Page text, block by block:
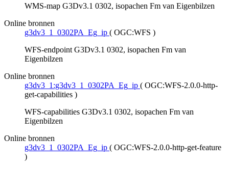
WMS-map G3Dv3.1 0302, isopachen Fm van Eigenbilzen
Online bronnen
g3dv3_1_0302PA_Eg_ip ( OGC:WFS )
WFS-endpoint G3Dv3.1 0302, isopachen Fm van
Eigenbilzen
Online bronnen
g3dv3_1:g3dv3_1_0302PA_Eg_ip ( OGC:WFS-2.0.0-http-
get-capabilities )
WFS-capabilities G3Dv3.1 0302, isopachen Fm van
Eigenbilzen
Online bronnen
g3dv3_1_0302PA_Eg_ip ( OGC:WFS-2.0.0-http-get-feature
)